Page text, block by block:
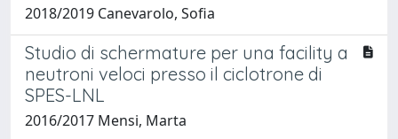
2018/2019 Canevarolo, Sofia
Studio di schermature per una facility a
neutroni veloci presso il ciclotrone di
SPES-LNL
2016/2017 Mensi, Marta